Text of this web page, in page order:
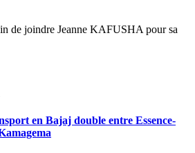
de joindre Jeanne KAFUSHA pour sa
en Bajaj double entre Essence-